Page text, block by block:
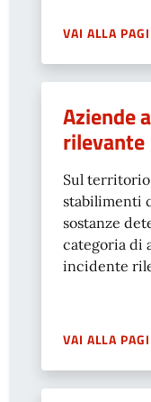
VAI ALLA
Aziende
rilevante
Sul
stabilimenti
sostanze
categoria di
incidente
VAI ALLA